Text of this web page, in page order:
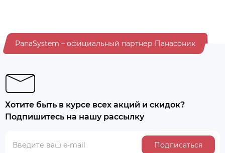
PanaSystem – официальный партнер Панасоник
Хотите быть в курсе всех акций и скидок?
Подпишитесь на нашу рассылку
Подписаться